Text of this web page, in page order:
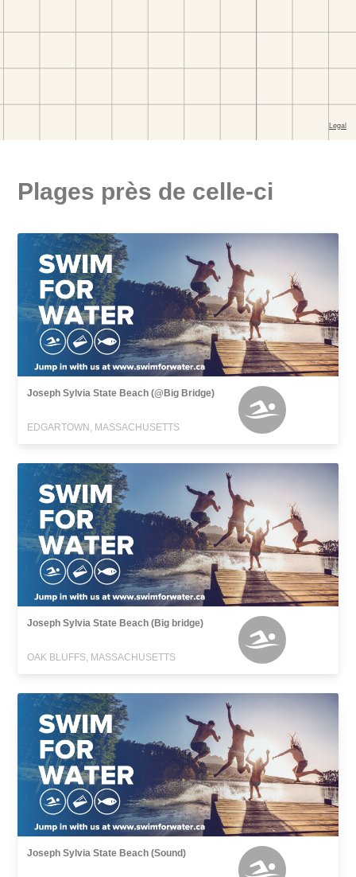
Plages près de celle-ci
Joseph Sylvia State Beach (@Big Bridge)
EDGARTOWN, MASSACHUSETTS
Joseph Sylvia State Beach (Big bridge)
OAK BLUFFS, MASSACHUSETTS
Joseph Sylvia State Beach (Sound)